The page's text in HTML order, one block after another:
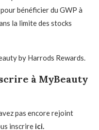
bénéficier du GWP à
la limite des stocks
by Harrods Rewards.
à MyBeauty
pas encore rejoint
inscrire ici.